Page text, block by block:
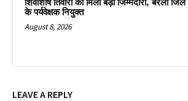
शिवाशीष तिवारी को मिली बड़ी जिम्मेदारी, बरेली जिले
के पर्यवेक्षक नियुक्त
August 8, 2026
LEAVE A REPLY